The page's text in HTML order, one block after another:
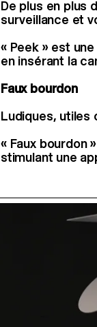
De plus en plus
surveillance et
« Peek » est
en insérant la
Faux bourdon
Ludiques, utiles
« Faux bourdon
stimulant une